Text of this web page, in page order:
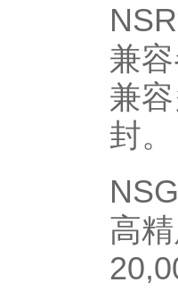
兼
兼
封。
高